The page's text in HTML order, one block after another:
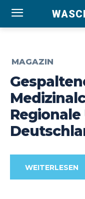
MAGAZIN
WEITERLESEN